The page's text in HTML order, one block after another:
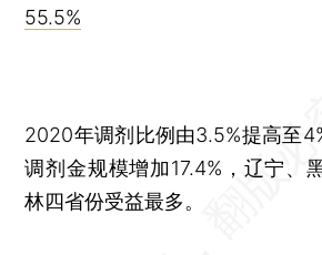
55.5%
2020年调剂比例由3.5%提高至
调剂金规模增加17.4%，辽宁、
林四省份受益最多。